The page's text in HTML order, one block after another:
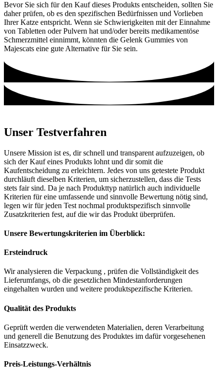
Bevor Sie sich für den Kauf dieses Produkts entscheiden, sollten Sie
daher prüfen, ob es den spezifischen Bedürfnissen und Vorlieben
Ihrer Katze entspricht. Wenn sie Schwierigkeiten mit der Einnahme
von Tabletten oder Pulvern hat und/oder bereits medikamentöse
Schmerzmittel einnimmt, könnten die Gelenk Gummies von
Majescats eine gute Alternative für Sie sein.
Unser Testverfahren
Unsere Mission ist es, dir schnell und transparent aufzuzeigen, ob
sich der Kauf eines Produkts lohnt und dir somit die
Kaufentscheidung zu erleichtern. Jedes von uns getestete Produkt
durchläuft dieselben Kriterien, um sicherzustellen, dass die Tests
stets fair sind. Da je nach Produkttyp natürlich auch individuelle
Kriterien für eine umfassende und sinnvolle Bewertung nötig sind,
legen wir für jeden Test nochmal produktspezifisch sinnvolle
Zusatzkriterien fest, auf die wir das Produkt überprüfen.
Unsere Bewertungskriterien im Überblick:
Ersteindruck
Wir analysieren die Verpackung , prüfen die Vollständigkeit des
Lieferumfangs, ob die gesetzlichen Mindestanforderungen
eingehalten wurden und weitere produktspezifische Kriterien.
Qualität des Produkts
Geprüft werden die verwendeten Materialien, deren Verarbeitung
und generell die Benutzung des Produktes im dafür vorgesehenen
Einsatzzweck.
Preis-Leistungs-Verhältnis